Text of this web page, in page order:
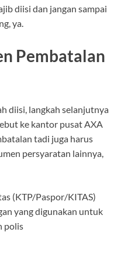
diisi dan jangan sampai
ya.
Pembatalan
diisi, langkah selanjutnya
ke kantor pusat AXA
tadi juga harus
persyaratan lainnya,
(KTP/Paspor/KITAS)
yang digunakan untuk
polis